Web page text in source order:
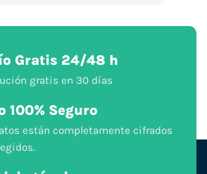
Gratis 24/48 h
gratis en 30 días
100% Seguro
están completamente cifrados